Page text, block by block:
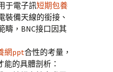
于電子訊短期包養
裝備天線的銜接、
疇，BNC接口因其
網ppt合性的考量，
的具體剖析：